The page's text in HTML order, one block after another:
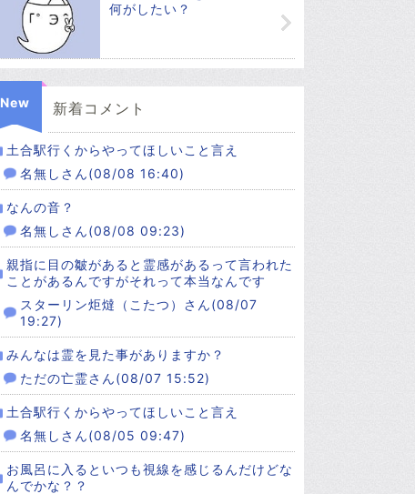
何がしたい？
New 新着コメント
土合駅行くからやってほしいこと言え
名無しさん(08/08 16:40)
なんの音？
名無しさん(08/08 09:23)
親指に目の皺があると霊感があるって言われた
ことがあるんですがそれって本当なんです
スターリン炬燵（こたつ）さん(08/07
19:27)
みんなは霊を見た事がありますか？
ただの亡霊さん(08/07 15:52)
土合駅行くからやってほしいこと言え
名無しさん(08/05 09:47)
お風呂に入るといつも視線を感じるんだけどな
んでかな？？